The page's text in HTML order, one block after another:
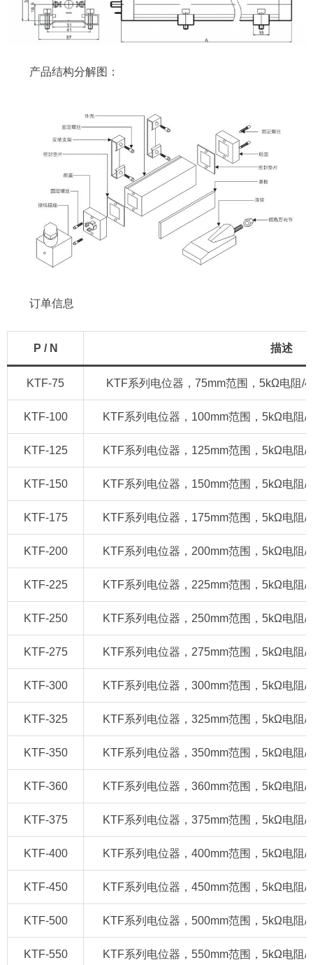
产品结构分解图：
订单信息
P / N 描述
KTF-75 KTF系列电位器，75mm范围，5kΩ电阻/
KTF-100 KTF系列电位器，100mm范围，5kΩ电阻/
KTF-125 KTF系列电位器，125mm范围，5kΩ电阻/
KTF-150 KTF系列电位器，150mm范围，5kΩ电阻/
KTF-175 KTF系列电位器，175mm范围，5kΩ电阻/
KTF-200 KTF系列电位器，200mm范围，5kΩ电阻/
KTF-225 KTF系列电位器，225mm范围，5kΩ电阻/
KTF-250 KTF系列电位器，250mm范围，5kΩ电阻/
KTF-275 KTF系列电位器，275mm范围，5kΩ电阻/
KTF-300 KTF系列电位器，300mm范围，5kΩ电阻/
KTF-325 KTF系列电位器，325mm范围，5kΩ电阻/
KTF-350 KTF系列电位器，350mm范围，5kΩ电阻/
KTF-360 KTF系列电位器，360mm范围，5kΩ电阻/
KTF-375 KTF系列电位器，375mm范围，5kΩ电阻/
KTF-400 KTF系列电位器，400mm范围，5kΩ电阻/
KTF-450 KTF系列电位器，450mm范围，5kΩ电阻/
KTF-500 KTF系列电位器，500mm范围，5kΩ电阻/
KTF-550 KTF系列电位器，550mm范围，5kΩ电阻/